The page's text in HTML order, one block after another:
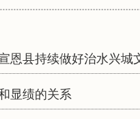
县持续做好治水兴城
显绩的关系